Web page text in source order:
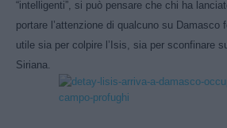
“intelligenti”, si può pensare che chi ha
portare l’attenzione di qualcuno su Damasco
utile sia per colpire l’Isis, sia per sconfinare
Siriana.